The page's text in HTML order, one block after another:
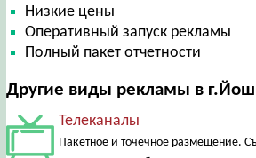
Низкие цены
Оперативный запуск рекламы
Полный пакет отчетности
Другие виды рекламы в
Телеканалы
Пакетное и точечное размещение.